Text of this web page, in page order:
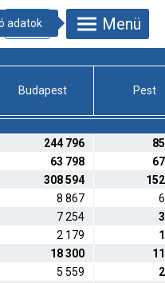
Menü
Budapest Pest
244 796
63 798
308 594
8 867
7 254
2 179
18 300
5 559